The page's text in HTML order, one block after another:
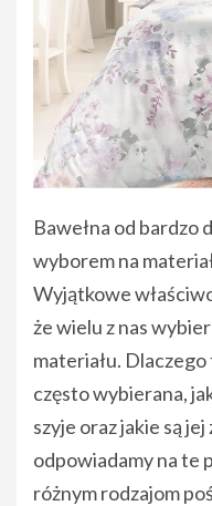
Bawełna od bardzo
wyborem na
Wyjątkowe
że wielu z nas
materiału.
często wybierana,
szyje oraz jakie są
odpowiadamy na te
różnym rodzajom